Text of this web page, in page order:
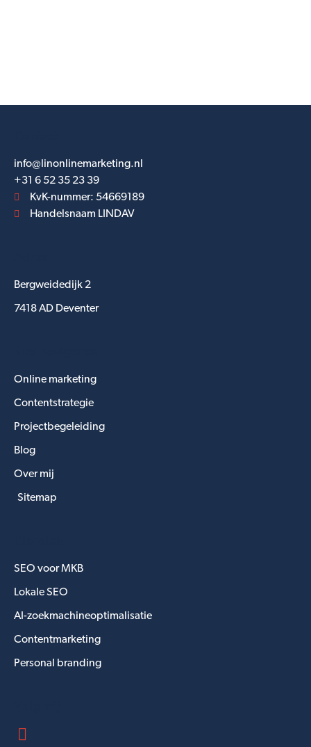
info@linonlinemarketing.nl
+31 6 52 35 23 39
KvK-nummer: 54669189
Handelsnaam LINDAV
Bergweidedijk 2
7418 AD Deventer
Online marketing
Contentstrategie
Projectbegeleiding
Blog
Over mij
Sitemap
SEO voor MKB
Lokale SEO
AI-zoekmachineoptimalisatie
Contentmarketing
Personal branding